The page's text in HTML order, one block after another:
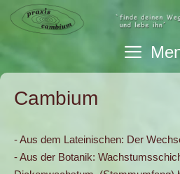
Zum
Inhalt
Cambium
- Aus dem Lateinischen: Der
- Aus der Botanik: